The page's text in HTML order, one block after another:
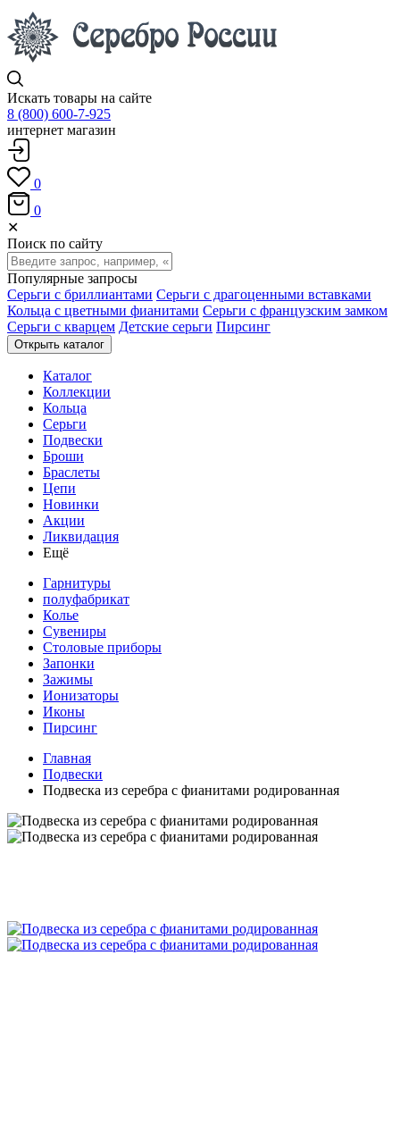
Искать товары на сайте
8 (800) 600-7-925
интернет магазин
0
0
✕
Поиск по сайту
Популярные запросы
Серьги с бриллиантами Серьги с драгоценными вставками
Кольца с цветными фианитами Серьги с французским замком
Серьги с кварцем Детские серьги Пирсинг
Открыть каталог
Каталог
Коллекции
Кольца
Серьги
Подвески
Броши
Браслеты
Цепи
Новинки
Акции
Ликвидация
Ещё
Гарнитуры
полуфабрикат
Колье
Сувениры
Столовые приборы
Запонки
Зажимы
Ионизаторы
Иконы
Пирсинг
Главная
Подвески
Подвеска из серебра с фианитами родированная